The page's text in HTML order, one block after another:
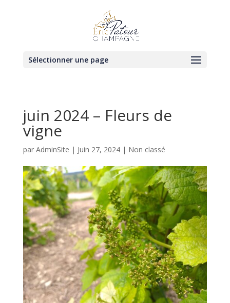
Sélectionner une page
juin 2024 – Fleurs de
vigne
par AdminSite | Juin 27, 2024| Non classé